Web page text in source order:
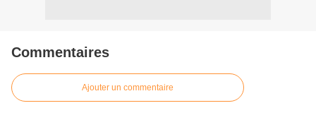
Commentaires
Ajouter un commentaire